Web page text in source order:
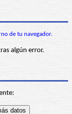
de tu navegador.
algún error.